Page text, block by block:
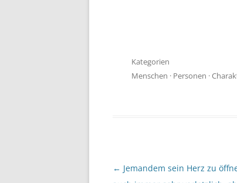
Kategorien
Menschen · Personen ·
Beitragsnavigation
← Jemandem sein Herz zu